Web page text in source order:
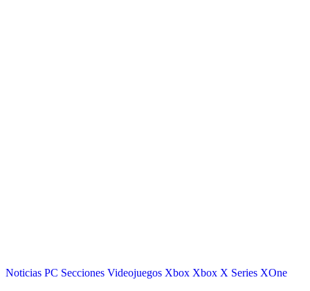
Noticias PC Secciones Videojuegos Xbox Xbox X Series XOne